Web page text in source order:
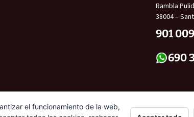
Rambla
38004 –
901
690
el funcionamiento de la web,